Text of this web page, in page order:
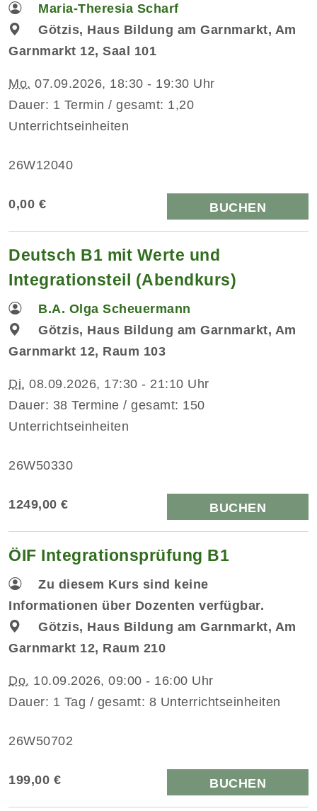
Maria-Theresia Scharf
Götzis, Haus Bildung am Garnmarkt, Am
Garnmarkt 12, Saal 101
Mo. 07.09.2026, 18:30 - 19:30 Uhr
Dauer: 1 Termin / gesamt: 1,20
Unterrichtseinheiten
26W12040
0,00 € BUCHEN
Deutsch B1 mit Werte und
Integrationsteil (Abendkurs)
B.A. Olga Scheuermann
Götzis, Haus Bildung am Garnmarkt, Am
Garnmarkt 12, Raum 103
Di. 08.09.2026, 17:30 - 21:10 Uhr
Dauer: 38 Termine / gesamt: 150
Unterrichtseinheiten
26W50330
1249,00 € BUCHEN
ÖIF Integrationsprüfung B1
Zu diesem Kurs sind keine
Informationen über Dozenten verfügbar.
Götzis, Haus Bildung am Garnmarkt, Am
Garnmarkt 12, Raum 210
Do. 10.09.2026, 09:00 - 16:00 Uhr
Dauer: 1 Tag / gesamt: 8 Unterrichtseinheiten
26W50702
199,00 € BUCHEN